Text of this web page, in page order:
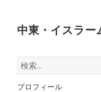
中東・イスラー
検
索:
プロフィール